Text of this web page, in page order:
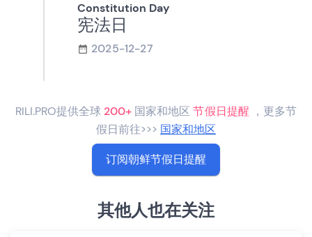
Constitution Day
宪法日
2025-12-27
RILI.PRO提供全球 200+ 国家和地区节假日提醒 ，更多节
假日前往>>> 国家和地区
订阅朝鲜节假日提醒
其他人也在关注